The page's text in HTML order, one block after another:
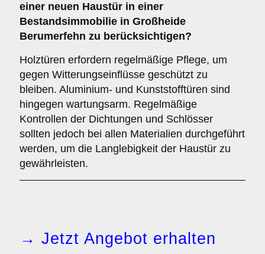
einer neuen Haustür in einer
Bestandsimmobilie in Großheide
Berumerfehn zu berücksichtigen?
Holztüren erfordern regelmäßige Pflege, um
gegen Witterungseinflüsse geschützt zu
bleiben. Aluminium- und Kunststofftüren sind
hingegen wartungsarm. Regelmäßige
Kontrollen der Dichtungen und Schlösser
sollten jedoch bei allen Materialien durchgeführt
werden, um die Langlebigkeit der Haustür zu
gewährleisten.
→ Jetzt Angebot erhalten